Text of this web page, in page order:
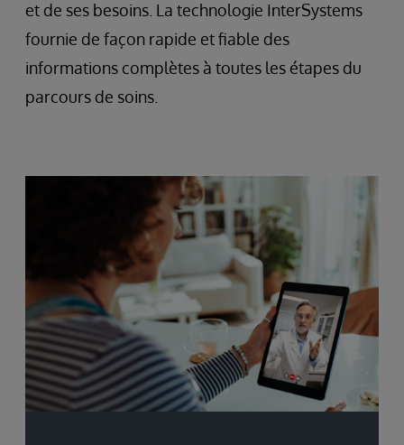
et de ses besoins. La technologie InterSystems
fournie de façon rapide et fiable des
informations complètes à toutes les étapes du
parcours de soins.